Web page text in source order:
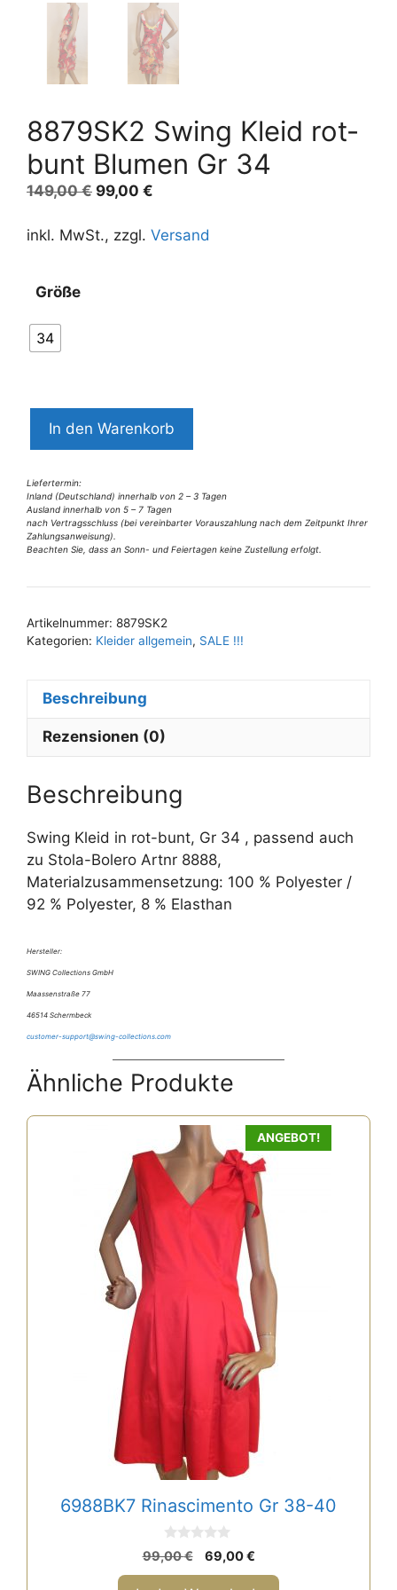
8879SK2 Swing Kleid rot-
bunt Blumen Gr 34
149,00€ Ursprünglicher
war:
99,00 €
ist:
inkl. MwSt., zzgl. Versand
Größe
34
Swing
rot-
bunt
Blumen
Gr
In den Warenkorb
Liefertermin:
Inland (Deutschland) innerhalb von 2 – 3 Tagen
Ausland innerhalb von 5 – 7 Tagen
nach Vertragsschluss (bei vereinbarter Vorauszahlung nach dem Zeitpunkt Ihrer
Zahlungsanweisung).
Beachten Sie, dass an Sonn- und Feiertagen keine Zustellung erfolgt.
l
e
t
e
Artikelnummer: 8879SK2
Kategorien: Kleider allgemein, SALE !!!
Beschreibung
Rezensionen (0)
Beschreibung
Swing Kleid in rot-bunt, Gr 34 , passend auch
zu Stola-Bolero Artnr 8888,
Materialzusammensetzung: 100 % Polyester /
92 % Polyester, 8 % Elasthan
Hersteller:
SWING Collections GmbH
Maassenstraße 77
46514 Schermbeck
customer-support@swing-collections.com
Ähnliche Produkte
ANGEBOT!
6988BK7 Rinascimento Gr 38-40
0
v
o
99,00€
Ursprünglicher
Preis
69,00€Aktueller
Preis